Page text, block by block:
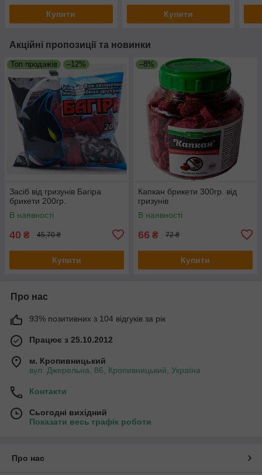
Купити Купити
Акційні пропозиції та новинки
Топ продажів –12%
Засіб від гризунів Багіра
брикети 200гр.
В наявності
40 ₴ 45,70 ₴
Купити
–8%
Капкан брикети 300гр. від
гризунів
В наявності
66 ₴ 72 ₴
Купити
Про нас
93% позитивних з 104 відгуків за рік
Працює з 25.10.2012
м. Кропивницький
вул. Джерельна, 86, Кропивницький, Україна
Контакти
Сьогодні вихідний
Показати весь графік роботи
Про нас